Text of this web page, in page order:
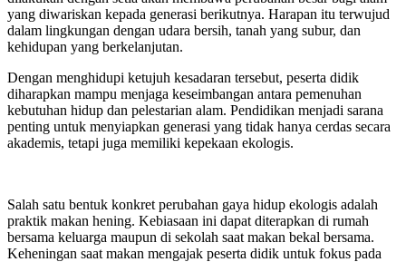
yang diwariskan kepada generasi berikutnya. Harapan itu terwujud
dalam lingkungan dengan udara bersih, tanah yang subur, dan
kehidupan yang berkelanjutan.
Dengan menghidupi ketujuh kesadaran tersebut, peserta didik
diharapkan mampu menjaga keseimbangan antara pemenuhan
kebutuhan hidup dan pelestarian alam. Pendidikan menjadi sarana
penting untuk menyiapkan generasi yang tidak hanya cerdas secara
akademis, tetapi juga memiliki kepekaan ekologis.
Salah satu bentuk konkret perubahan gaya hidup ekologis adalah
praktik makan hening. Kebiasaan ini dapat diterapkan di rumah
bersama keluarga maupun di sekolah saat makan bekal bersama.
Keheningan saat makan mengajak peserta didik untuk fokus pada